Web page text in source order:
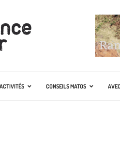
ACTIVITÉS CONSEILS MATOS